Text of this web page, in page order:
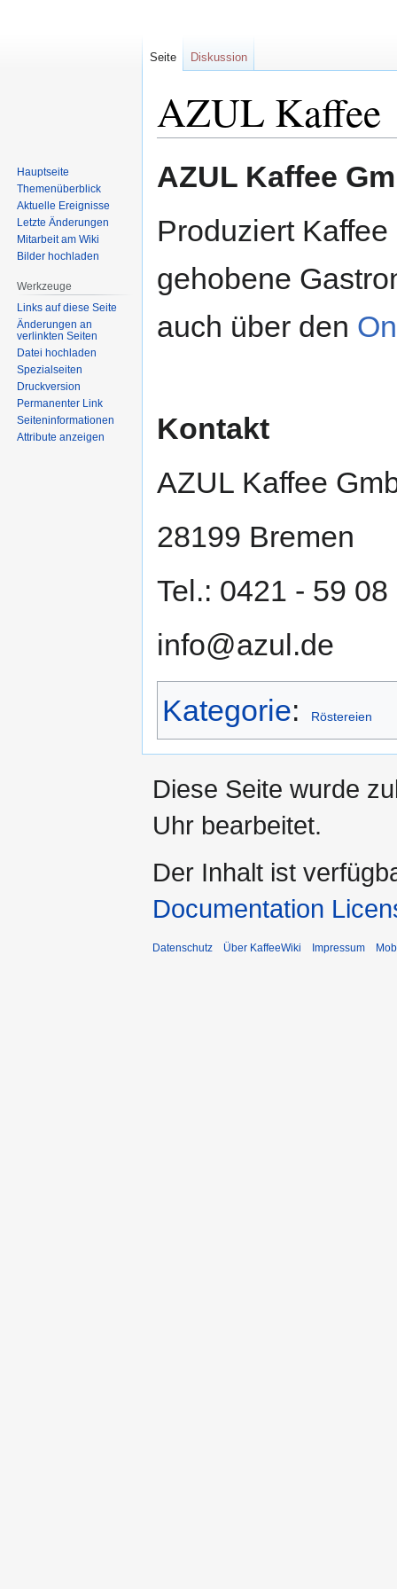
AZUL Kaffee
Navigation
Suche
AZUL Kaffee
Produziert
gehobene
auch über den
Kontakt
AZUL Kaffee
28199 Bremen
Tel.: 0421 - 59
info@azul.de
Kategorie: Röstereien
Seite Diskussion
Hauptseite
Themenüberblick
Aktuelle Ereignisse
Letzte Änderungen
Mitarbeit am Wiki
Bilder hochladen
Werkzeuge
Links auf diese Seite
Änderungen an
verlinkten Seiten
Datei hochladen
Spezialseiten
Druckversion
Permanenter Link
Seiten­informationen
Attribute anzeigen
Diese Seite wurde
Uhr bearbeitet.
Der Inhalt ist
Documentation
Datenschutz Über KaffeeWiki Impressum